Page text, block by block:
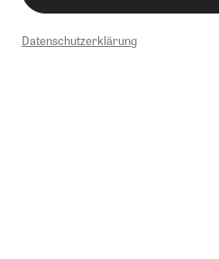
Datenschutzerklärung